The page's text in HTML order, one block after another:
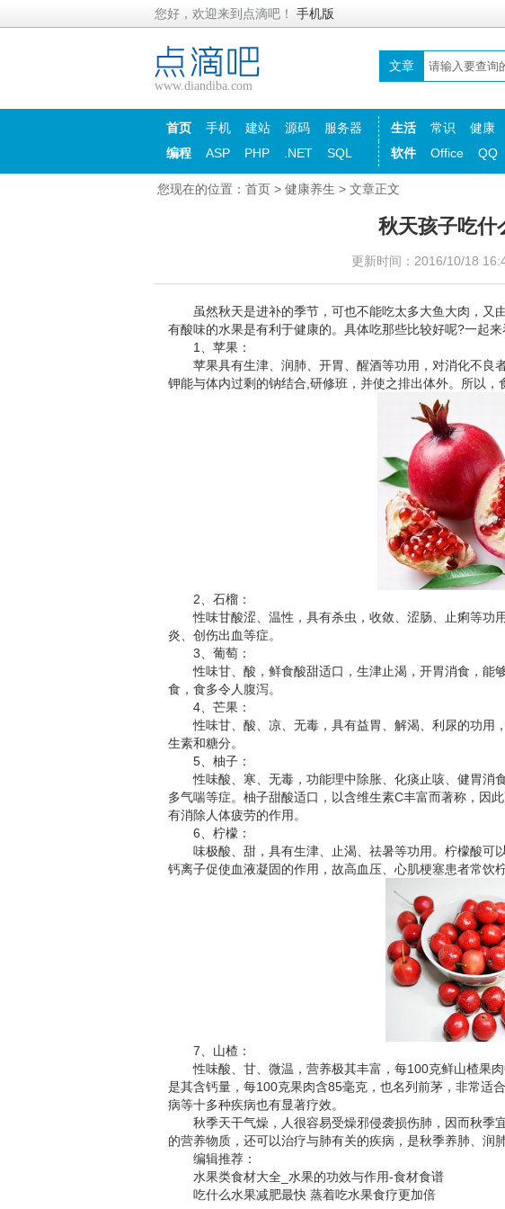
您好，欢迎来到点滴吧！ 手机版
www.diandiba.com
文章
首页 手机 建站 源码 服务器 生活 常识 健康
编程
ASP PHP .NET SQL 软件 Office QQ
您现在的位置： 首页> 健康养生 > 文章正文
秋天孩子吃什
更新时间：2016/10/18
虽然秋天是进补的季节，可也不能吃太多大鱼大肉，又
有酸味的水果是有利于健康的。具体吃那些比较好呢?一起来
1、苹果：
苹果具有生津、润肺、开胃、醒酒等功用，对消化不良
钾能与体内过剩的钠结合,研修班，并使之排出体外。所以，
2、石榴：
性味甘酸涩、温性，具有杀虫，收敛、涩肠、止痢等功
炎、创伤出血等症。
3、葡萄：
性味甘、酸，鲜食酸甜适口，生津止渴，开胃消食，能
食，食多令人腹泻。
4、芒果：
性味甘、酸、凉、无毒，具有益胃、解渴、利尿的功用
生素和糖分。
5、柚子：
性味酸、寒、无毒，功能理中除胀、化痰止咳、健胃消
多气喘等症。柚子甜酸适口，以含维生素C丰富而著称，因
有消除人体疲劳的作用。
6、柠檬：
味极酸、甜，具有生津、止渴、祛暑等功用。柠檬酸可
钙离子促使血液凝固的作用，故高血压、心肌梗塞患者常饮
7、山楂：
性味酸、甘、微温，营养极其丰富，每100克鲜山楂果肉
是其含钙量，每100克果肉含85毫克，也名列前茅，非常适
病等十多种疾病也有显著疗效。
秋季天干气燥，人很容易受燥邪侵袭损伤肺，因而秋季
的营养物质，还可以治疗与肺有关的疾病，是秋季养肺、润肺
编辑推荐：
水果类食材大全_水果的功效与作用-食材食谱
吃什么水果减肥最快 蒸着吃水果食疗更加倍